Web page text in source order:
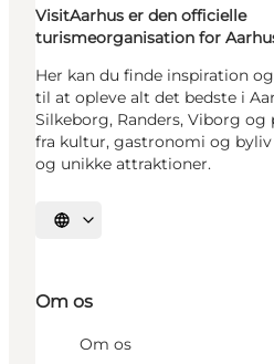
VisitAarhus er den officielle
turismeorganisation for
Her kan du finde inspiration
til at opleve alt det bedste i
Silkeborg, Randers, Viborg og
fra kultur, gastronomi og
og unikke attraktioner.
Vælg sprog
Om os
Om os